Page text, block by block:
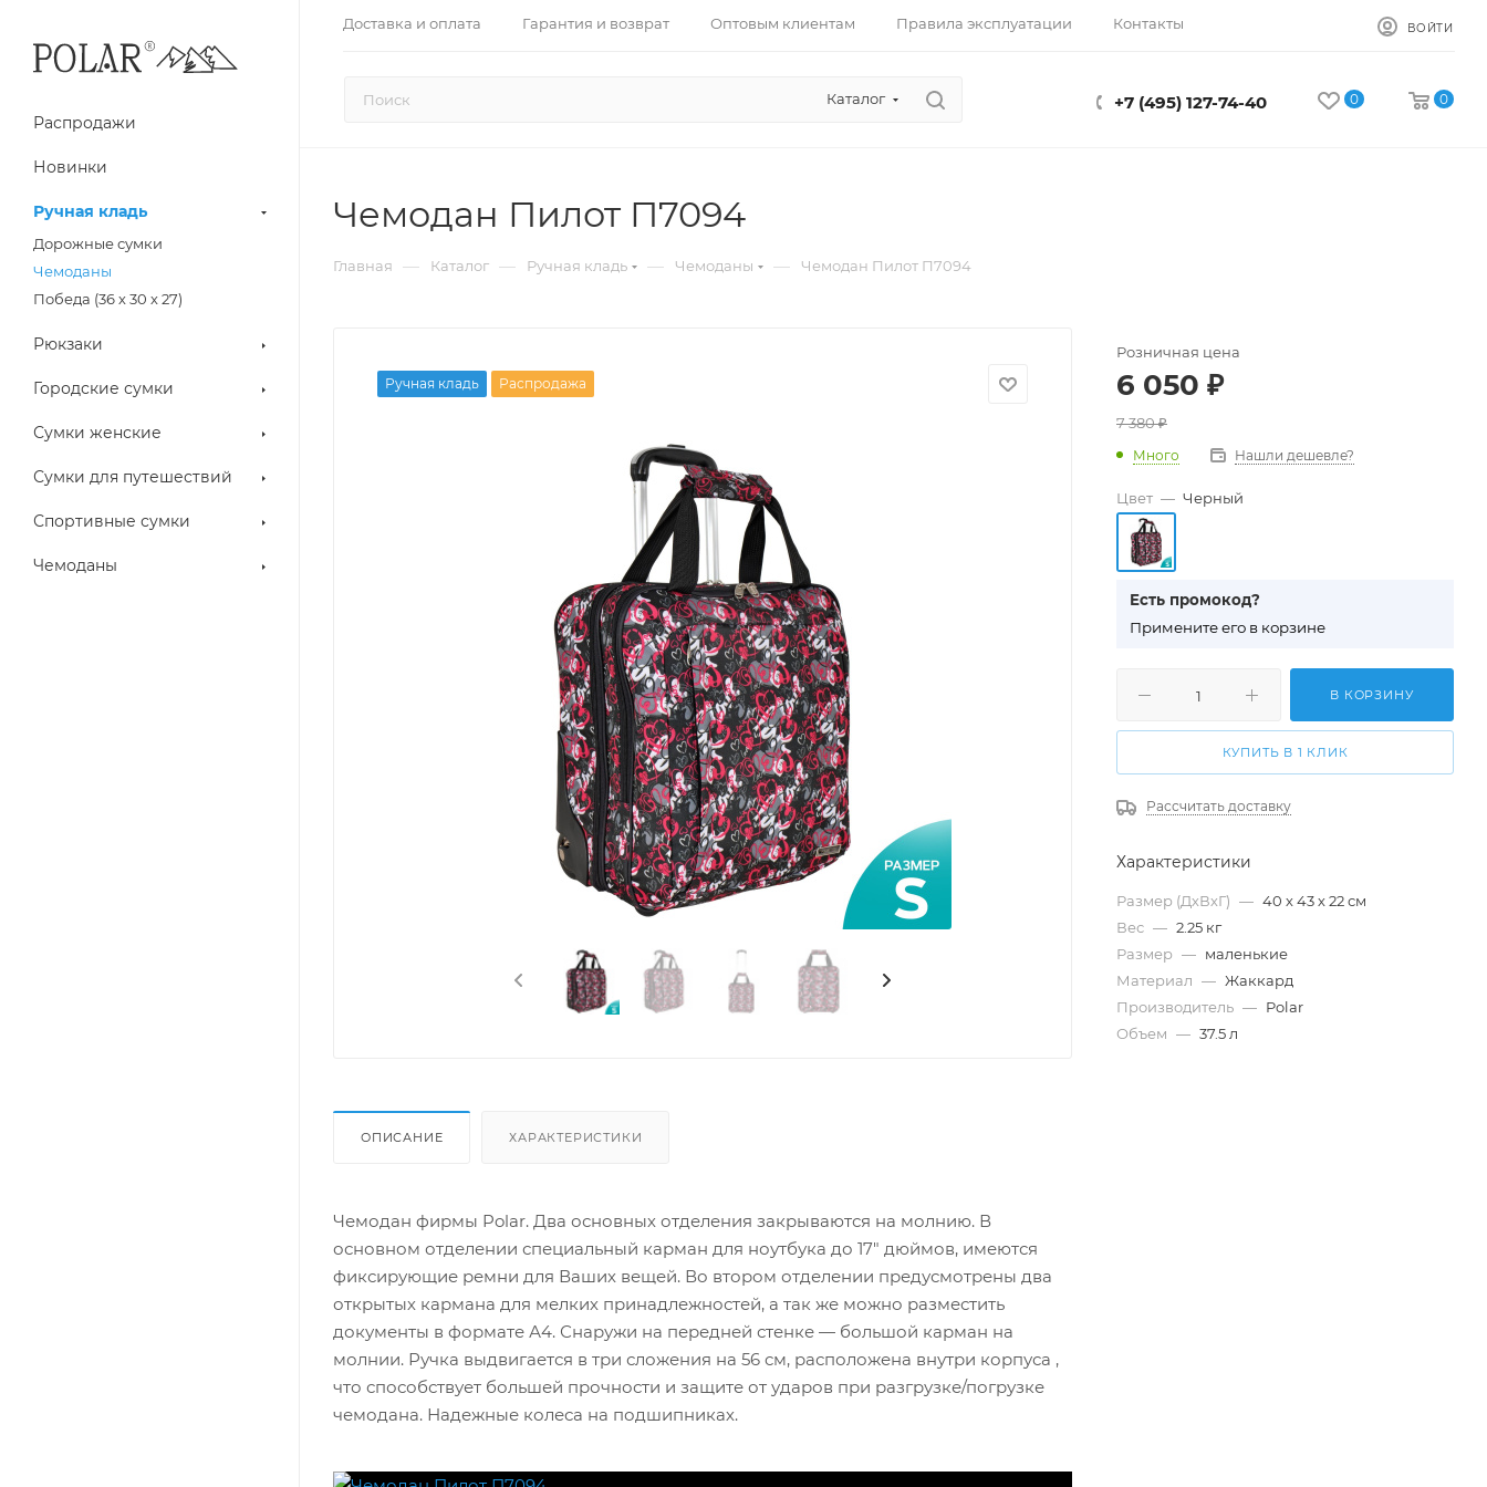
Доставка и оплата Гарантия и возврат Оптовым клиентам Правила эксплуатации Контакты ВОЙТИ
Каталог +7 (495) 127-74-40 0 0
Распродажи
Новинки
Ручная кладь
Дорожные сумки
Чемоданы
Победа (36 х 30 х 27)
Рюкзаки
Городские сумки
Сумки женские
Сумки для путешествий
Спортивные сумки
Чемоданы
Чемодан Пилот П7094
Главная — Каталог — Ручная кладь — Чемоданы — Чемодан Пилот П7094
Ручная кладь Распродажа
ОПИСАНИЕ ХАРАКТЕРИСТИКИ
Чемодан фирмы Polar. Два основных отделения закрываются на молнию. В
основном отделении специальный карман для ноутбука до 17" дюймов, имеются
фиксирующие ремни для Ваших вещей. Во втором отделении предусмотрены два
открытых кармана для мелких принадлежностей, а так же можно разместить
документы в формате А4. Снаружи на передней стенке — большой карман на
молнии. Ручка выдвигается в три сложения на 56 см, расположена внутри корпуса ,
что способствует большей прочности и защите от ударов при разгрузке/погрузке
чемодана. Надежные колеса на подшипниках.
Розничная цена
6 050 ₽
7 380₽
Много Нашли дешевле?
Цвет — Черный
Есть промокод?
Примените его в корзине
В КОРЗИНУ
КУПИТЬ В 1 КЛИК
Рассчитать доставку
Характеристики
Размер (ДхВхГ) — 40 х 43 х 22 см
Вес — 2.25 кг
Размер — маленькие
Материал — Жаккард
Производитель — Polar
Объем — 37.5 л